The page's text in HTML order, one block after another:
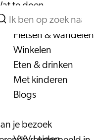
te doen
Vanaf het water
Fietsen & wandelen
Winkelen
Eten & drinken
Met kinderen
Blogs
je bezoek
Zoeken